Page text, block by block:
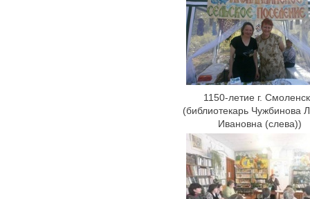
1150-летие г.
(библиотекарь Чужбинова
Ивановна (слева))